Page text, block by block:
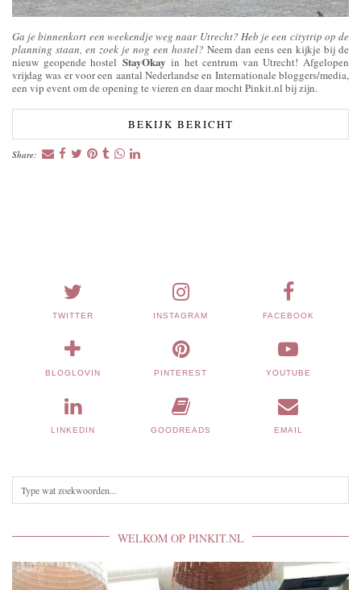
Ga je binnenkort een weekendje weg naar Utrecht? Heb je een citytrip op de
planning staan, en zoek je nog een hostel? Neem dan eens een kijkje bij de
nieuw geopende hostel StayOkay in het centrum van Utrecht! Afgelopen
vrijdag was er voor een aantal Nederlandse en Internationale bloggers/media,
een vip event om de opening te vieren en daar mocht Pinkit.nl bij zijn.
BEKIJK BERICHT
Share:
TWITTER INSTAGRAM FACEBOOK
BLOGLOVIN PINTEREST YOUTUBE
LINKEDIN GOODREADS EMAIL
WELKOM OP PINKIT.NL